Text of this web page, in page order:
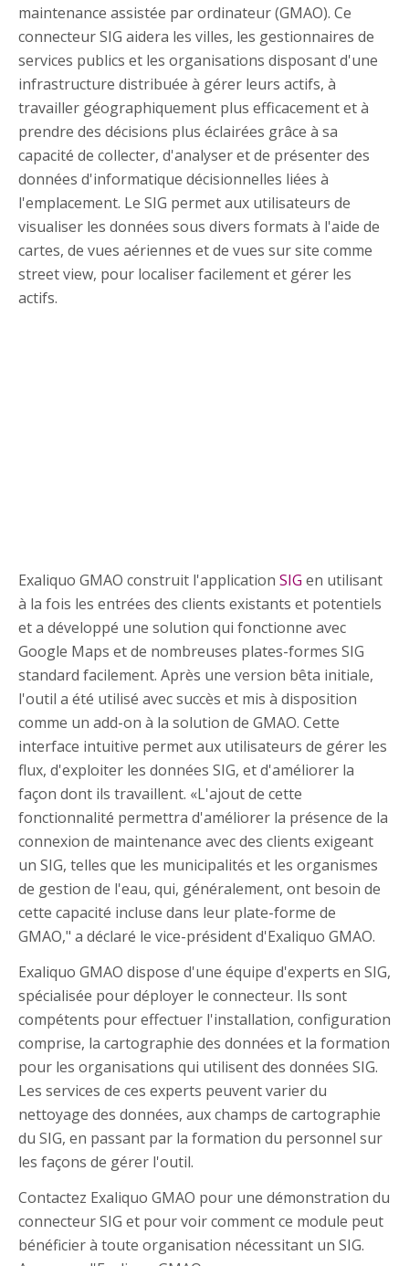
maintenance assistée par ordinateur (GMAO). Ce
connecteur SIG aidera les villes, les gestionnaires de
services publics et les organisations disposant d'une
infrastructure distribuée à gérer leurs actifs, à
travailler géographiquement plus efficacement et à
prendre des décisions plus éclairées grâce à sa
capacité de collecter, d'analyser et de présenter des
données d'informatique décisionnelles liées à
l'emplacement. Le SIG permet aux utilisateurs de
visualiser les données sous divers formats à l'aide de
cartes, de vues aériennes et de vues sur site comme
street view, pour localiser facilement et gérer les
actifs.
Exaliquo GMAO construit l'application SIG en utilisant
à la fois les entrées des clients existants et potentiels
et a développé une solution qui fonctionne avec
Google Maps et de nombreuses plates-formes SIG
standard facilement. Après une version bêta initiale,
l'outil a été utilisé avec succès et mis à disposition
comme un add-on à la solution de GMAO. Cette
interface intuitive permet aux utilisateurs de gérer les
flux, d'exploiter les données SIG, et d'améliorer la
façon dont ils travaillent. «L'ajout de cette
fonctionnalité permettra d'améliorer la présence de la
connexion de maintenance avec des clients exigeant
un SIG, telles que les municipalités et les organismes
de gestion de l'eau, qui, généralement, ont besoin de
cette capacité incluse dans leur plate-forme de
GMAO," a déclaré le vice-président d'Exaliquo GMAO.
Exaliquo GMAO dispose d'une équipe d'experts en SIG,
spécialisée pour déployer le connecteur. Ils sont
compétents pour effectuer l'installation, configuration
comprise, la cartographie des données et la formation
pour les organisations qui utilisent des données SIG.
Les services de ces experts peuvent varier du
nettoyage des données, aux champs de cartographie
du SIG, en passant par la formation du personnel sur
les façons de gérer l'outil.
Contactez Exaliquo GMAO pour une démonstration du
connecteur SIG et pour voir comment ce module peut
bénéficier à toute organisation nécessitant un SIG.